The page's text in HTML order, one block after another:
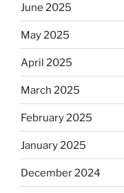
June 2025
May 2025
April 2025
March 2025
February 2025
January 2025
December 2024